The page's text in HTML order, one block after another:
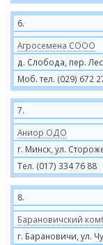
6.
Агросемена СООО
д. Слобода, пер.
Моб. тел. (029) 672
7.
Аниор ОДО
г. Минск, ул.
Тел. (017) 334 76 88
8.
Барановичский
г. Барановичи, ул.